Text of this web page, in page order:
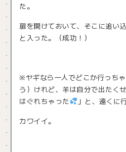
た。
扉を開けておいて、そこに追い
と入った。（成功！）
※ヤギなら一人でどこか行っち
う）けれど、羊は自分で出たく
はぐれちゃった
」と、遠くに
カワイイ。